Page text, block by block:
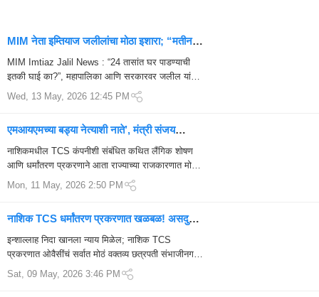
MIM नेता इम्तियाज जलीलांचा मोठा इशारा; “मतीन
पटेलांचे घर पुन्हा अलिशान बांधणार”
MIM Imtiaz Jalil News : “24 तासांत घर पाडण्याची
इतकी घाई का?”, महापालिका आणि सरकारवर जलील यांचा
जोरदार हल्लाबोल छत्रपती संभाजीनगरमध्ये एमआयएमचे
Wed, 13 May, 2026 12:45 PM
एमआयएमच्या बड्या नेत्याशी नाते’, मंत्री संजय
शिरसाटांचा खळबळजनक दावा
नाशिकमधील TCS कंपनीशी संबंधित कथित लैंगिक शोषण
आणि धर्मांतरण प्रकरणाने आता राज्याच्या राजकारणात मोठी
खळबळ उडवली आहे. या प्रकरणात फरार असलेली आरोपी
Mon, 11 May, 2026 2:50 PM
नाशिक TCS धर्मांतरण प्रकरणात खळबळ! असदुद्दीन
ओवैसींचं धक्कादायक विधान चर्चेत
इन्शाल्लाह निदा खानला न्याय मिळेल; नाशिक TCS
प्रकरणात ओवैसींचं सर्वात मोठं वक्तव्य छत्रपती संभाजीनगर
येथे आयोजित करण्यात आलेल्या पत्रकार परिषदेत AIM...
Sat, 09 May, 2026 3:46 PM